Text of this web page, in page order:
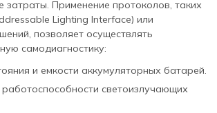
затраты. Применение протоколов, таких
Lighting Interface) или
позволяет осуществлять
самодиагностику:
и емкости аккумуляторных батарей.
светоизлучающих